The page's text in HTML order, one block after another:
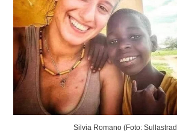
Silvia Romano (Foto: